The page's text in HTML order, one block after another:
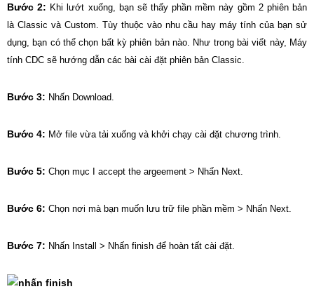
Bước 2: Khi lướt xuống, bạn sẽ thấy phần mềm này gồm 2 phiên bản
là Classic và Custom. Tùy thuộc vào nhu cầu hay máy tính của bạn sử
dụng, bạn có thể chọn bất kỳ phiên bản nào. Như trong bài viết này, Máy
tính CDC sẽ hướng dẫn các bài cài đặt phiên bản Classic.
Bước 3: Nhấn Download.
Bước 4: Mở file vừa tải xuống và khởi chạy cài đặt chương trình.
Bước 5: Chọn mục I accept the argeement > Nhấn Next.
Bước 6: Chọn nơi mà bạn muốn lưu trữ file phần mềm > Nhấn Next.
Bước 7: Nhấn Install > Nhấn finish để hoàn tất cài đặt.